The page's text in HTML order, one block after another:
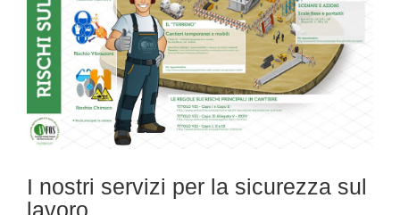
I nostri servizi per la sicurezza sul